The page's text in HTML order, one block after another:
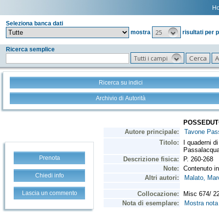
Seleziona banca dati
mostra
25 risultati per
Ricerca semplice
Tutti i campi
Ricerca su indici
Archivio di Autorità
Prenota
Chiedi info
Lascia un commento